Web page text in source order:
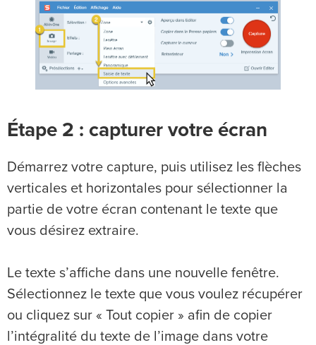
Étape 2 : capturer votre écran
Démarrez votre capture, puis utilisez les flèches
verticales et horizontales pour sélectionner la
partie de votre écran contenant le texte que
vous désirez extraire.
Le texte s’affiche dans une nouvelle fenêtre.
Sélectionnez le texte que vous voulez récupérer
ou cliquez sur « Tout copier » afin de copier
l’intégralité du texte de l’image dans votre